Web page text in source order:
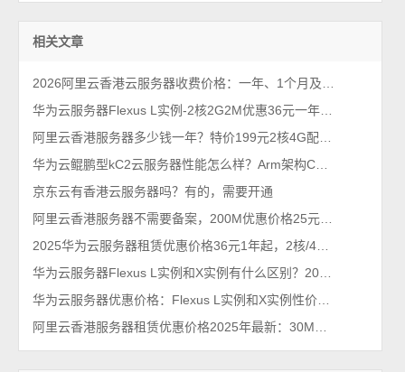
相关文章
京东云有香港云服务器吗？有的，需要开通